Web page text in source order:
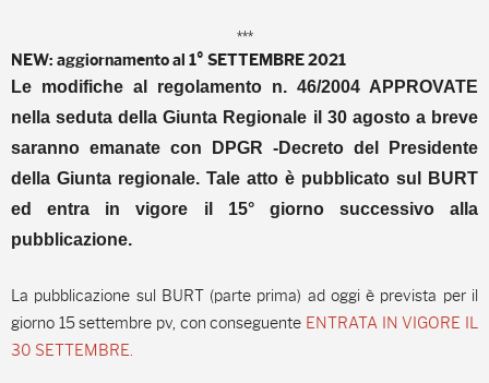
***
NEW: aggiornamento al 1° SETTEMBRE 2021
Le modifiche al regolamento n. 46/2004 APPROVATE
nella seduta della Giunta Regionale il 30 agosto a breve
saranno emanate con DPGR -Decreto del Presidente
della Giunta regionale. Tale atto è pubblicato sul BURT
ed entra in vigore il 15° giorno successivo alla
pubblicazione.
La pubblicazione sul BURT (parte prima) ad oggi è prevista per il
giorno 15 settembre pv, con conseguente ENTRATA IN VIGORE IL
30 SETTEMBRE.